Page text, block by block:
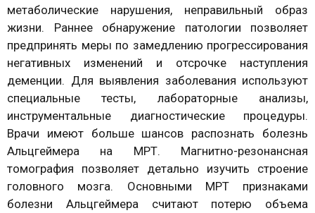
метаболические нарушения, неправильный образ
жизни. Раннее обнаружение патологии позволяет
предпринять меры по замедлению прогрессирования
негативных изменений и отсрочке наступления
деменции. Для выявления заболевания используют
специальные тесты, лабораторные анализы,
инструментальные диагностические процедуры.
Врачи имеют больше шансов распознать болезнь
Альцгеймера на МРТ. Магнитно-резонансная
томография позволяет детально изучить строение
головного мозга. Основными МРТ признаками
болезни Альцгеймера считают потерю объема